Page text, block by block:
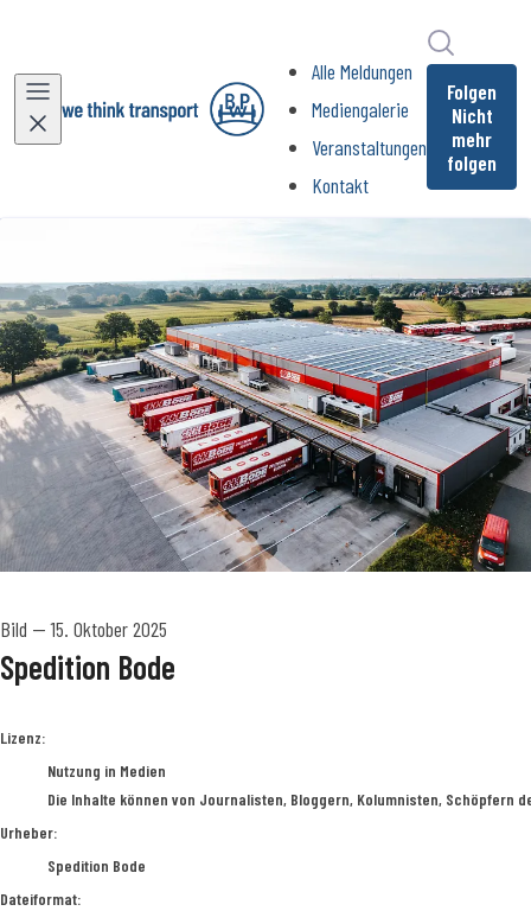
Alle Meldungen
Mediengalerie
Veranstaltungen
Kontakt
Folgen
Nicht
mehr
folgen
Bild —15. Oktober 2025
Spedition Bode
Spedition Bode
Lizenz:
Nutzung in Medien
Die Inhalte können von Journalisten, Bloggern, Kolumnisten,
Urheber:
Spedition Bode
Dateiformat: